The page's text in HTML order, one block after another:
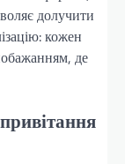
долучити
кожен
де